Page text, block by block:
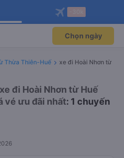
ngay!
viên độc
Mở app
đặt vé máy bay qua
Mở app
Chọn ngày
Thừa Thiên-Huế
xe đi Hoài Nhơn từ
đi Hoài Nhơn từ Huế
vé ưu đãi nhất: 1 chuyến